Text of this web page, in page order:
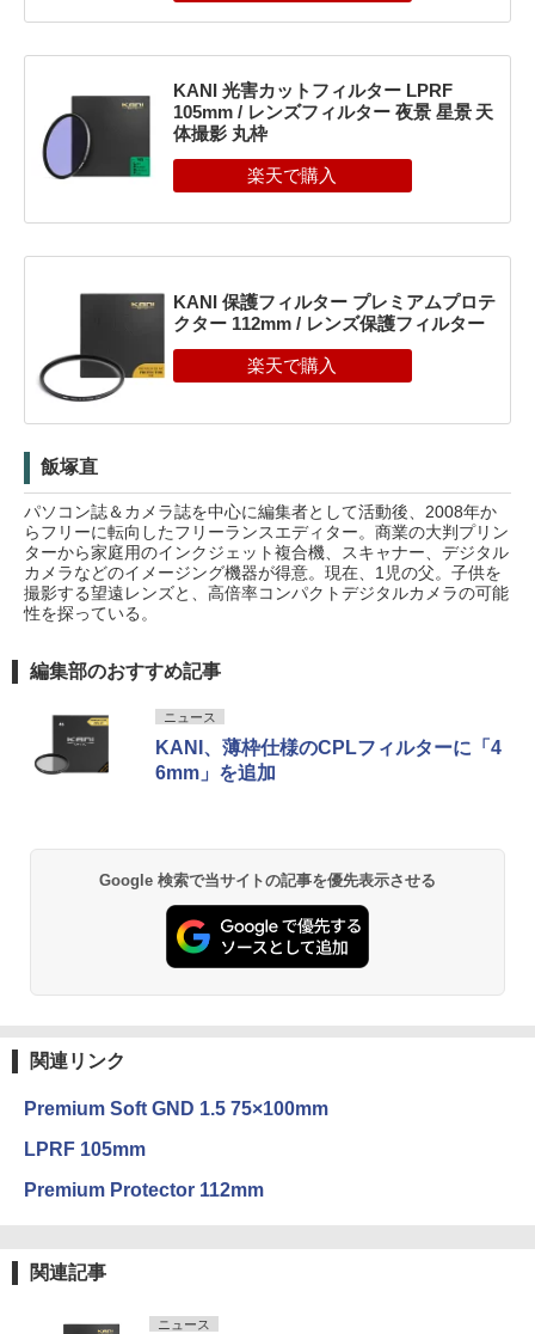
KANI 光害カットフィルター LPRF
105mm / レンズフィルター 夜景 星景 天
体撮影 丸枠
KANI 保護フィルター プレミアムプロテ
クター 112mm / レンズ保護フィルター
飯塚直
パソコン誌＆カメラ誌を中心に編集者として活動後、2008年か
らフリーに転向したフリーランスエディター。商業の大判プリン
ターから家庭用のインクジェット複合機、スキャナー、デジタル
カメラなどのイメージング機器が得意。現在、1児の父。子供を
撮影する望遠レンズと、高倍率コンパクトデジタルカメラの可能
性を探っている。
編集部のおすすめ記事
ニュース
KANI、薄枠仕様のCPLフィルターに「4
6mm」を追加
Google 検索で当サイトの記事を優先表示させる
関連リンク
Premium Soft GND 1.5 75×100mm
LPRF 105mm
Premium Protector 112mm
関連記事
ニュース